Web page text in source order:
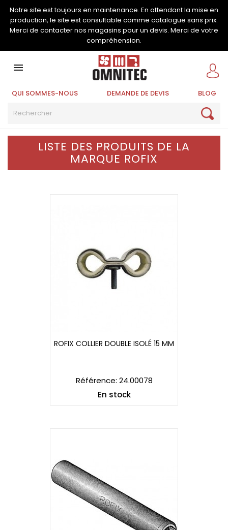
Notre site est toujours en maintenance. En attendant la mise en
production, le site est consultable comme catalogue sans prix.
Merci de contacter nos magasins pour un devis. Merci de votre
compréhension.

QUI SOMMES-NOUS DEMANDE DE DEVIS BLOG
LISTE DES PRODUITS DE LA
MARQUE ROFIX
ROFIX COLLIER DOUBLE ISOLÉ 15 MM
Référence: 24.00078
En stock